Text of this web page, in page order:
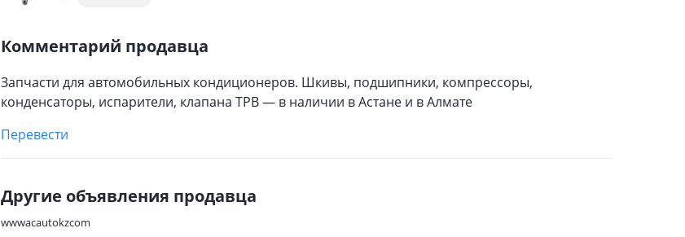
Комментарий продавца
Запчасти для автомобильных кондиционеров. Шкивы, подшипники, компрессоры,
конденсаторы, испарители, клапана ТРВ — в наличии в Астане и в Алмате
Перевести
Другие объявления продавца
wwwacautokzcom